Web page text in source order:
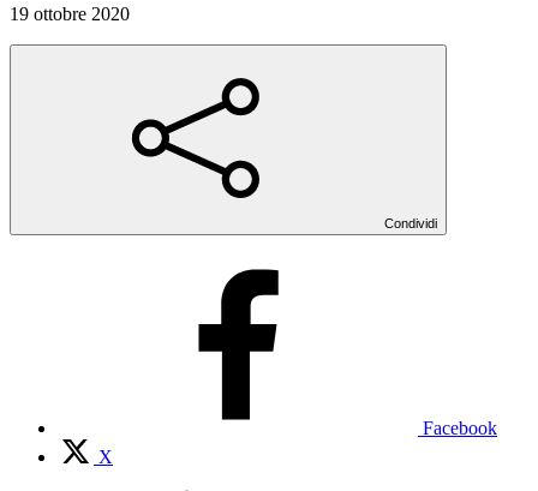
19 ottobre 2020
Condividi
Facebook
X